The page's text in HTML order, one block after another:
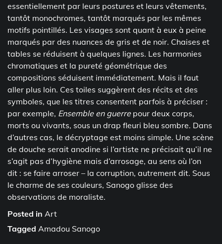
essentiellement par leurs postures et leurs vêtements,
tantôt monochromes, tantôt marqués par les mêmes
motifs pointillés. Les visages sont quant à eux à peine
marqués par des nuances de gris et de noir. Chaises et
tables se réduisent à quelques lignes. Les harmonies
chromatiques et la pureté géométrique des
compositions séduisent immédiatement. Mais il faut
aller plus loin. Ces toiles suggèrent des récits et des
symboles, que les titres consentent parfois à préciser :
par exemple, Ensemble en guerrepour deux corps,
morts ou vivants, sous un drap fleuri bleu sombre. Dans
d’autres cas, le décryptage est moins simple. Une scène
de douche serait anodine si l’artiste ne précisait qu’il ne
s’agit pas d’hygiène mais d’arrosage, au sens où l’on
dit : se faire arroser – la corruption, autrement dit. Sous
le charme de ses couleurs, Sanogo glisse des
observations de moraliste.
Posted in Art
Tagged Amadou Sanogo